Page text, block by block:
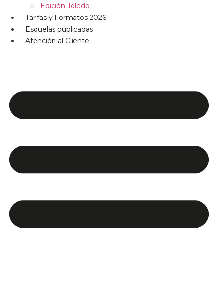
Edición Toledo
Tarifas y Formatos 2026
Esquelas publicadas
Atención al Cliente